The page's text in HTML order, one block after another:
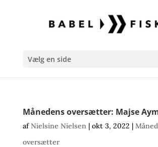
Vælg en side
Månedens oversætter: Majse
afNielsine Nielsen| okt 3, 2022 |
oversætter